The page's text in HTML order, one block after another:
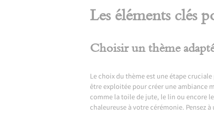
Les éléments clés
Choisir un thème
Le choix du thème est une étape
être exploitée pour créer une ambiance
comme la toile de jute, le lin ou encore
chaleureuse à votre cérémonie. Pensez